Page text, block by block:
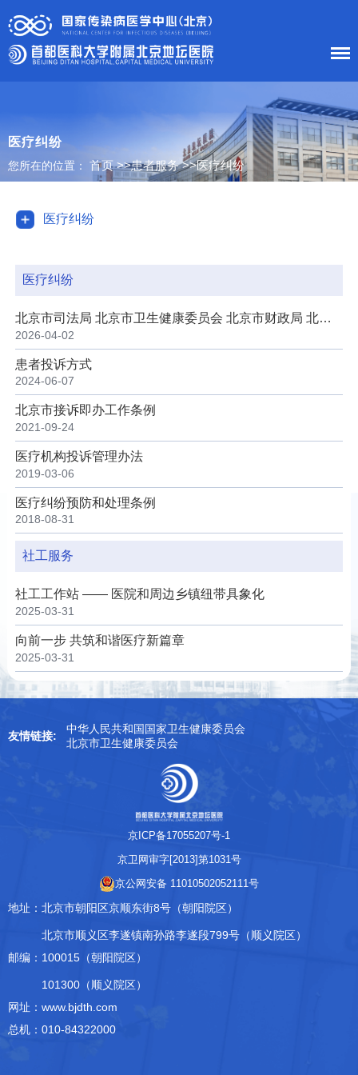
患者服务
科室导航
新闻中心
党建工作
科研教学
院务公开
院庆专栏
中文版
登录
医疗纠纷
您所在的位置： 首页>>患者服务>>医疗纠纷
医疗纠纷
医疗纠纷
北京市司法局 北京市卫生健康委员会 北京市财政局 北京市公安局 北京市高级人民法院 中国…
2026-04-02
患者投诉方式
2024-06-07
北京市接诉即办工作条例
2021-09-24
医疗机构投诉管理办法
2019-03-06
医疗纠纷预防和处理条例
2018-08-31
社工服务
社工工作站 —— 医院和周边乡镇纽带具象化
2025-03-31
向前一步 共筑和谐医疗新篇章
2025-03-31
友情链接:
中华人民共和国国家卫生健康委员会
北京市卫生健康委员会
京ICP备17055207号-1
京卫网审字[2013]第1031号
京公网安备 11010502052111号
地址： 北京市朝阳区京顺东街8号（朝阳院区）
北京市顺义区李遂镇南孙路李遂段799号（顺义院区）
邮编： 100015（朝阳院区）
101300（顺义院区）
网址：www.bjdth.com
总机：010-84322000